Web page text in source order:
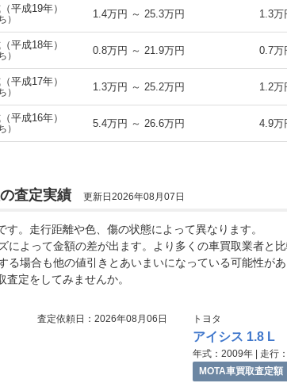
平成19年）
） 1.4万円 ～ 25.3万円 1.3万
平成18年）
） 0.8万円 ～ 21.9万円 0.7万
平成17年）
） 1.3万円 ～ 25.2万円 1.2万
平成16年）
） 5.4万円 ～ 26.6万円 4.9万
査定実績 更新日2026年08月07日
。走行距離や色、傷の状態によって異なります。
によって金額の差が出ます。より多くの車買取業者と
る場合も他の値引きとあいまいになっている可能性が
定をしてみませんか。
査定依頼日：2026年08月06日 トヨタ
アイシス 1.8 L
年式：2009年 | 走行
MOTA車買取査定額